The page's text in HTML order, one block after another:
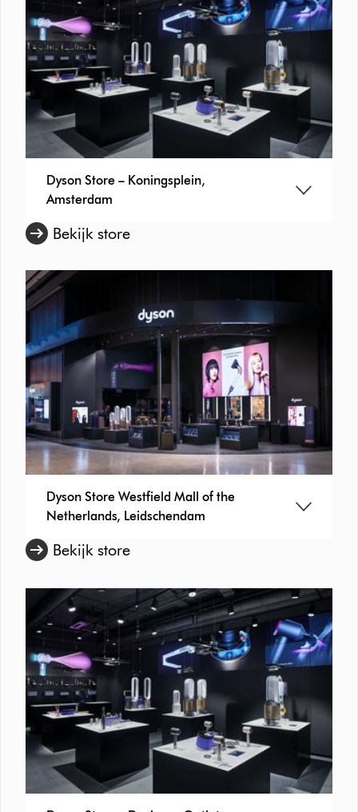
Dyson Store – Koningsplein,
Amsterdam
Bekijk store
Dyson Store Westfield Mall of the
Netherlands, Leidschendam
Bekijk store